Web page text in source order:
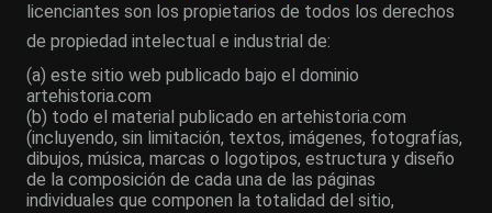
licenciantes son los propietarios de todos los derechos
de propiedad intelectual e industrial de:
(a) este sitio web publicado bajo el dominio
artehistoria.com
(b) todo el material publicado en artehistoria.com
(incluyendo, sin limitación, textos, imágenes, fotografías,
dibujos, música, marcas o logotipos, estructura y diseño
de la composición de cada una de las páginas
individuales que componen la totalidad del sitio,